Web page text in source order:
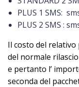
PLUS 1 SMS:
PLUS 2 SMS :
Il costo del
del normale
e pertanto l’
seconda del